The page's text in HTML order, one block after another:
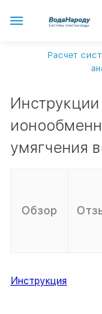
Расчет
умягчения
Обзор
Инструкция